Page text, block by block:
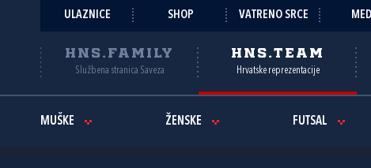
ULAZNICE SHOP VATRENO SRCE
HNS.FAMILY
Službena stranica Saveza
HNS.TEAM
Hrvatske reprezentacije
MUŠKE ŽENSKE FUTSAL